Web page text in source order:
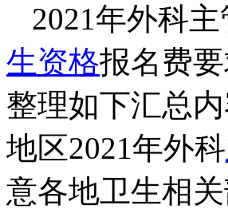
2021年外科
生资格报名费
整理如下汇总内
地区2021年外科
意各地卫生相